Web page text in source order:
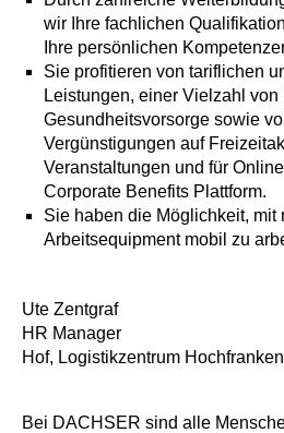
wir Ihre fachlichen
Ihre persönlichen
Sie profitieren von tariflichen
Leistungen, einer Vielzahl
Gesundheitsvorsorge sowie
Vergünstigungen auf
Veranstaltungen und für
Corporate Benefits Plattform.
Sie haben die Möglichkeit, mit
Arbeitsequipment mobil zu
Ute Zentgraf
HR Manager
Hof, Logistikzentrum
Bei DACHSER sind alle